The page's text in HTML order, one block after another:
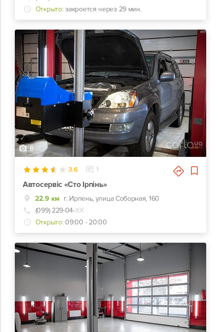
Открыто: закроется через 29 мин.
8
3.6 1
Автосервіс «Сто Ірпінь»
22.9 км г. Ирпень, улица Соборная, 160
(099) 229-04-ХХ
Открыто: 09:00 - 20:00